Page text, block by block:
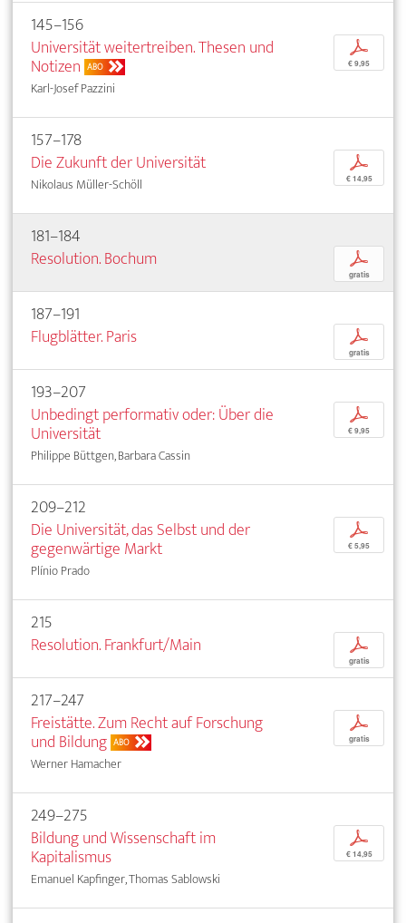
145–156
Universität weitertreiben. Thesen und
Notizen ABO
Karl-Josef Pazzini
p
€ 9,95
157–178
Die Zukunft der Universität
Nikolaus Müller-Schöll
p
€ 14,95
181–184
Resolution. Bochum
p
gratis
187–191
Flugblätter. Paris
p
gratis
193–207
Unbedingt performativ oder: Über die
Universität
Philippe Büttgen, Barbara Cassin
p
€ 9,95
209–212
Die Universität, das Selbst und der
gegenwärtige Markt
Plínio Prado
p
€ 5,95
215
Resolution. Frankfurt/Main
p
gratis
217–247
Freistätte. Zum Recht auf Forschung
und Bildung ABO
Werner Hamacher
p
gratis
249–275
Bildung und Wissenschaft im
Kapitalismus
Emanuel Kapfinger, Thomas Sablowski
p
€ 14,95